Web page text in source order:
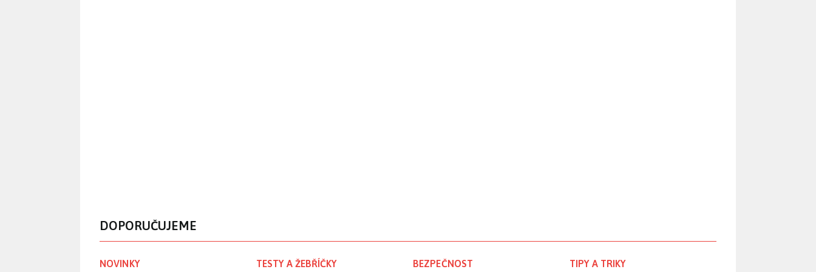
DOPORUČUJEME
NOVINKY TESTY A ŽEBŘÍČKY BEZPEČNOST TIPY A TRIKY